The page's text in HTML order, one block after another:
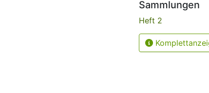
Sammlungen
Heft 2